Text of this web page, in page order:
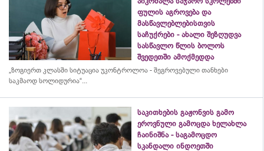
ფულის აგროვება და
მასწავლებლებისთვის
საჩუქრები - ახალი შეზღუდვა
სასწავლო წლის ბოლოს
შვედეთში ამოქმედდა
„ზოგიერთ კლასში სიტუაცია უკონტროლოა - შეგროვებული თანხები
საკმაოდ სოლიდურია“...
საკითხების გაჟონვის გამო
ეროვნული გამოცდა ხელახლა
ჩაინიშნა - საგამოცდო
სკანდალი ინდოეთში